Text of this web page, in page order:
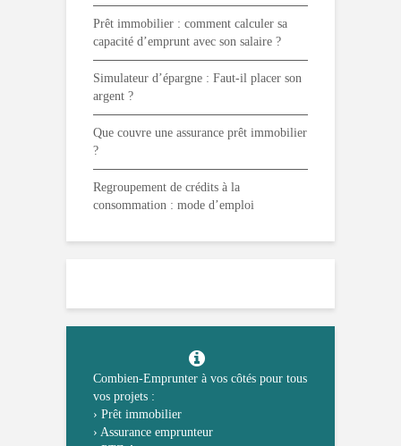
Prêt immobilier : comment calculer sa
capacité d’emprunt avec son salaire ?
Simulateur d’épargne : Faut-il placer son
argent ?
Que couvre une assurance prêt immobilier
?
Regroupement de crédits à la
consommation : mode d’emploi
Combien-Emprunter à vos côtés pour tous
vos projets :
› Prêt immobilier
› Assurance emprunteur